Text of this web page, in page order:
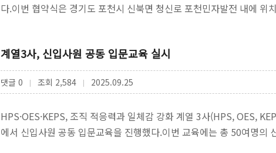
다.이번 협약식은 경기도 포천시 신북면 청신로 포천민자발전 내에
계열3사, 신입사원 공동 입문교육 실시
댓글 0 | 조회 2,584 | 2025.09.25
HPS·OES·KEPS, 조직 적응력과 일체감 강화 계열 3사(HPS, OES,
에서 신입사원 공동 입문교육을 진행했다.이번 교육에는 총 50여명